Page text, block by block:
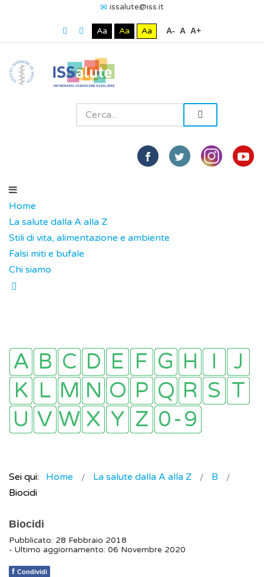
issalute@iss.it
Aa Aa Aa A- A A+
Home
La salute dalla A alla Z
Stili di vita, alimentazione e ambiente
Falsi miti e bufale
Chi siamo
Sei qui: Home La salute dalla A alla Z
B
Biocidi
Biocidi
Pubblicato: 28 Febbraio 2018
- Ultimo aggiornamento: 06 Novembre 2020
f Condividi